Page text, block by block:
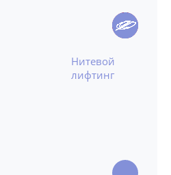
Нитевой
лифтинг